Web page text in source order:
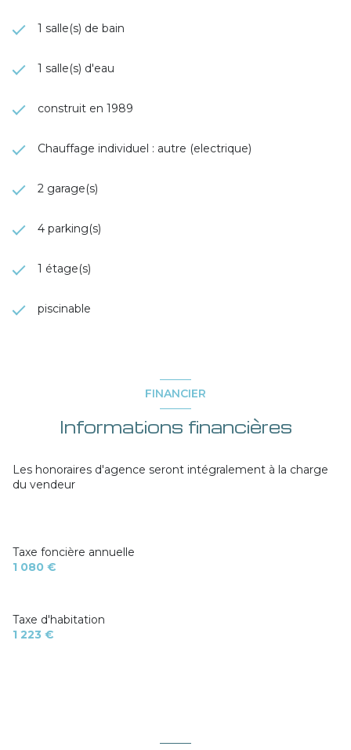
1 salle(s) de bain
1 salle(s) d'eau
construit en 1989
Chauffage individuel : autre (electrique)
2 garage(s)
4 parking(s)
1 étage(s)
piscinable
FINANCIER
Informations financières
Les honoraires d'agence seront intégralement à la charge
du vendeur
Taxe foncière annuelle
1 080 €
Taxe d'habitation
1 223 €